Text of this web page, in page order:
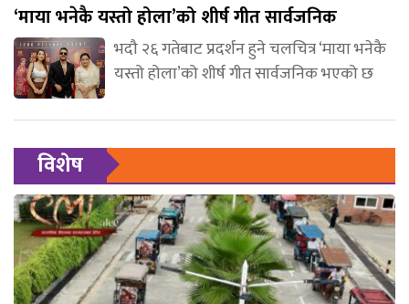
‘माया भनेकै यस्तो होला’को शीर्ष गीत सार्वजनिक
भदौ २६ गतेबाट प्रदर्शन हुने चलचित्र ‘माया भनेकै
यस्तो होला’को शीर्ष गीत सार्वजनिक भएको छ
विशेष